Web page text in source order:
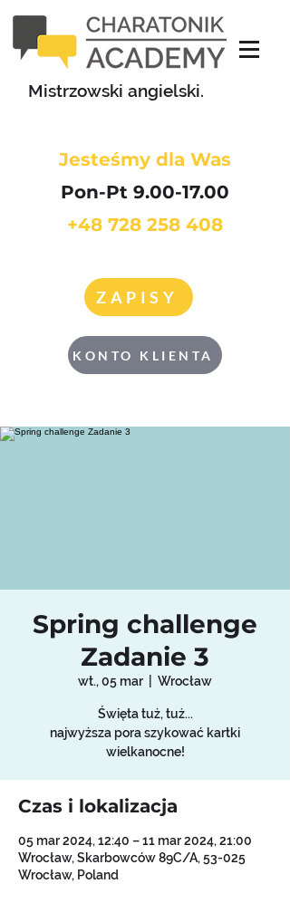
Jesteśmy dla Was
Pon-Pt 9.00-17.00
+48 728 258 408
KONTO KLIENTA
ZAPISY
Mistrzowski angielski.
Spring challenge
Zadanie 3
wt., 05 mar Wrocław
Święta tuż, tuż...
najwyższa pora szykować kartki
wielkanocne!
Czas i lokalizacja
05 mar 2024, 12:40 – 11 mar 2024, 21:00
Wrocław, Skarbowców 89C/A, 53-025
Wrocław, Poland